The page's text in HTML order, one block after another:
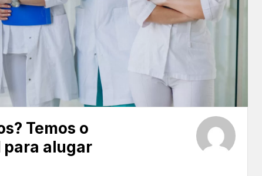
Temos o
alugar